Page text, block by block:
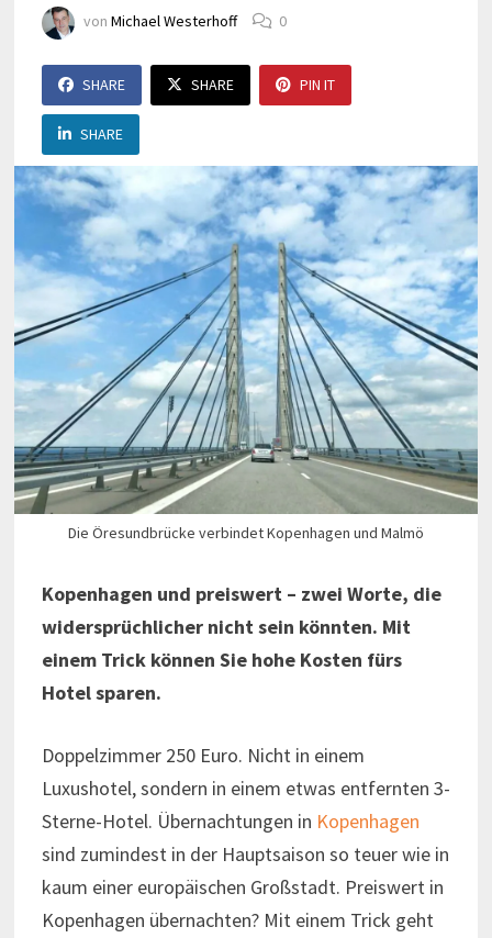
von Michael Westerhoff 0
SHARE SHARE PIN IT
SHARE
Die Öresundbrücke verbindet Kopenhagen und Malmö
Kopenhagen und preiswert – zwei Worte, die
widersprüchlicher nicht sein könnten. Mit
einem Trick können Sie hohe Kosten fürs
Hotel sparen.
Doppelzimmer 250 Euro. Nicht in einem
Luxushotel, sondern in einem etwas entfernten 3-
Sterne-Hotel. Übernachtungen in Kopenhagen
sind zumindest in der Hauptsaison so teuer wie in
kaum einer europäischen Großstadt. Preiswert in
Kopenhagen übernachten? Mit einem Trick geht